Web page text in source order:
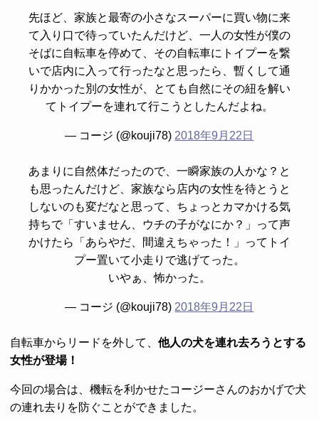
先ほど、家族と最寄の小さなスーパーに買い物に来
て入り口で待っていたんだけど、一人の女性が僕の
そばに自転車を停めて、その自転車にトイプーを繋
いで店内に入って行ったなと思ったら、暫くして通
りかかった別の女性が、とても自然にその紐を解い
てトイプーを連れて行こうとしたんだよね。
— コージ (@kouji78) 2018年9月22日
あまりに自然体だったので、一瞬家族の人かな？と
も思ったんだけど、家族なら店内の女性を待とうと
しないのも変だなと思って、ちょっとカマかける気
持ちで「すいません、ウチの子がなにか？」って声
かけたら「あらやだ、間違えちゃった！」ってトイ
プー置いて小走りで逃げてった。
いやぁ、怖かった。
— コージ (@kouji78) 2018年9月22日
自転車からリードを外して、 他人の犬を連れ去ろうとする
女性が登場！
今回の場合は、機転を利かせたコージーさんのおかげで犬
の連れ去りを防ぐことができました。